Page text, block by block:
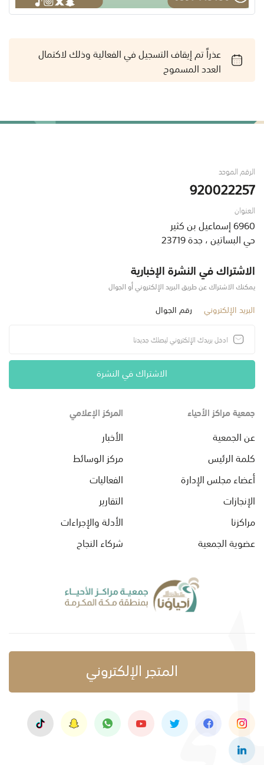
عذراً تم إيقاف التسجيل في الفعالية وذلك لاكتمال
العدد المسموح
الرقم الموحد
920022257
العنوان
6960 إسماعيل بن كثير
حي البساتين ، جدة 23719
الاشتراك في النشرة الإخبارية
يمكنك الاشتراك عن طريق البريد الإلكتروني أو الجوال
البريد الإلكتروني رقم الجوال
الاشتراك في النشرة
جمعية مراكز الأحياء
عن الجمعية
كلمة الرئيس
أعضاء مجلس الإدارة
الإنجازات
مراكزنا
عضوية الجمعية
المركز الإعلامي
الأخبار
مركز الوسائط
الفعاليات
التقارير
الأدلة والإجراءات
شركاء النجاح
المتجر الإلكتروني